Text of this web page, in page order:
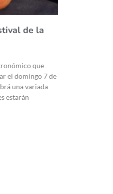
de la
que
el domingo 7 de
una variada
estarán